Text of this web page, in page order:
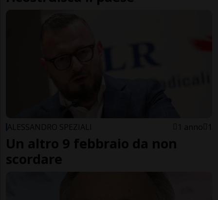
ALESSANDRO SPEZIALI 1 anno 1
Un altro 9 febbraio da non
scordare